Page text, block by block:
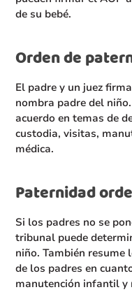
de su bebé.
Orden de
El padre y un juez
nombra padre del
acuerdo en temas de
custodia, visitas,
médica.
Paternidad
Si los padres no se
tribunal puede
niño. También resume
de los padres en
manutención infantil y